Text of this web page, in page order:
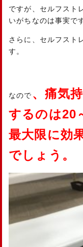
ですが、セルフスト
いがちなのは事実で
さらに、セルフスト
す。
なので 、痛気
するのは20
最大限に効
でしょう。